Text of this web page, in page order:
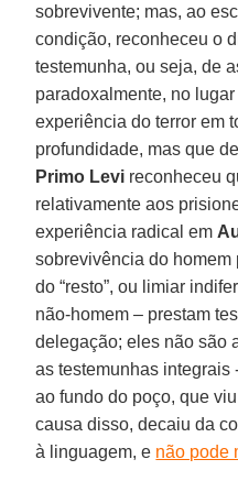
sobrevivente; mas, ao
condição, reconheceu o
testemunha, ou seja, de
paradoxalmente, no
experiência do terror em
profundidade, mas que
Primo Levi reconheceu
relativamente aos
experiência radical em
sobrevivência do homem
do “resto”, ou limiar
não-homem – prestam
delegação; eles não são
as testemunhas integrais
ao fundo do poço, que
causa disso, decaiu da
à linguagem, e não pode